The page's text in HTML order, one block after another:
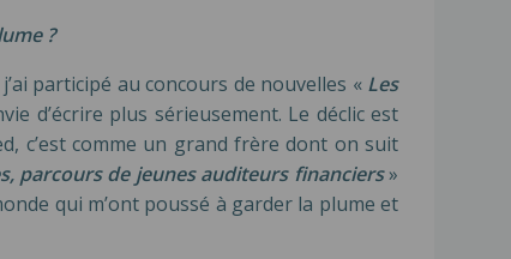
?
participé au concours de nouvelles « Les
d’écrire plus sérieusement. Le déclic est
c’est comme un grand frère dont on suit
parcours de jeunes auditeurs financiers»
qui m’ont poussé à garder la plume et